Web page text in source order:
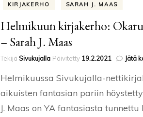
KIRJAKERHO SARAH J. MAAS
Helmikuun kirjakerho:
– Sarah J. Maas
Tekijä Sivukujalla Päivitetty 19.2.2021 Jätä
Helmikuussa Sivukujalla-
aikuisten fantasian pariin
J. Maas on YA fantasiasta